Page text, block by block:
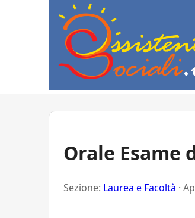
Orale Esame
Sezione: Laurea e Facoltà ·